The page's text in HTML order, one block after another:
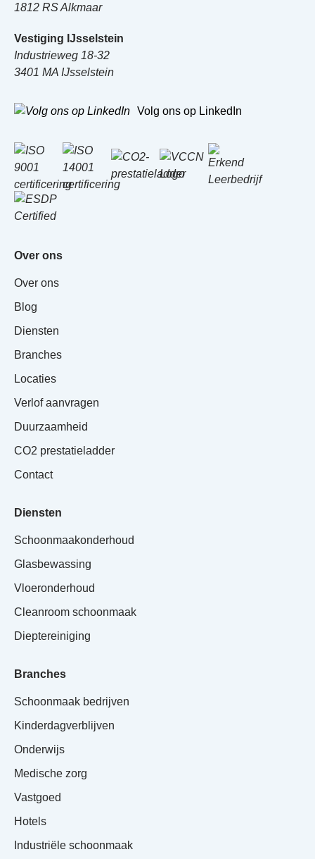
1812 RS Alkmaar
Vestiging IJsselstein
Industrieweg 18-32
3401 MA IJsselstein
Volg ons op LinkedIn
Over ons
Over ons
Blog
Diensten
Branches
Locaties
Verlof aanvragen
Duurzaamheid
CO2 prestatieladder
Contact
Diensten
Schoonmaakonderhoud
Glasbewassing
Vloeronderhoud
Cleanroom schoonmaak
Dieptereiniging
Branches
Schoonmaak bedrijven
Kinderdagverblijven
Onderwijs
Medische zorg
Vastgoed
Hotels
Industriële schoonmaak